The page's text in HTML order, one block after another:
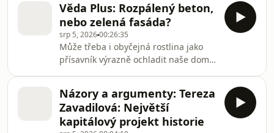
reakce, které překryly neméně
podstatný obsah vystoupení ministra
Petra Macinky z Motoristů. Ohlásil v
něm odvolání generální ředitelky
Českých center Jitky Pánek Jurkové.
Pro českou kulturní diplomacii to
bude těžko nahraditelná ztráta.
Věda Plus: Rozpálený beton,
nebo zelená fasáda?
srp 5, 202600:26:35
Může třeba i obyčejná rostlina jako
přísavník výrazně ochladit naše domy?
docent". Proč je jeho úkolem hledání
uměleckých děl ukradených nacisty? -
Do Měsíce ráno narazila zbloudilá
Názory a argumenty: Tereza
Zavadilová: Největší
kapitálový projekt historie